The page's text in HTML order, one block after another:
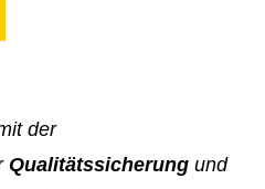
der
Qualitätssicherung und